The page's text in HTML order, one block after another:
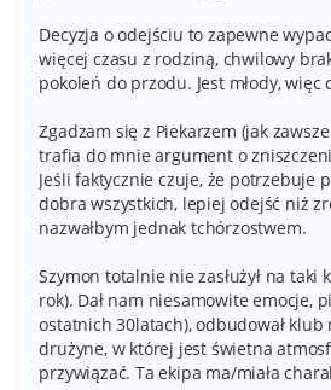
Decyzja o odejściu to zapewne
więcej czasu z rodziną, chwilowy
pokoleń do przodu. Jest młody,
Zgadzam się z Piekarzem (jak
trafia do mnie argument o
Jeśli faktycznie czuje, że
dobra wszystkich, lepiej odejść niż
nazwałbym jednak tchórzostwem.
Szymon totalnie nie zasłużył na
rok). Dał nam niesamowite emocje,
ostatnich 30latach), odbudował
drużyne, w której jest świetna
przywiązać. Ta ekipa ma/miała